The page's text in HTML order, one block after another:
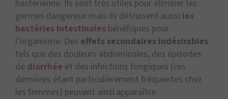
bactérienne. Ils sont très utiles pour éliminer les
germes dangereux mais ils détruisent aussi les
bactéries intestinales bénéfiques pour
l’organisme. Des effets secondaires indésirables
tels que des douleurs abdominales, des épisodes
de diarrhée et des infections fongiques (ces
dernières étant particulièrement fréquentes chez
les femmes) peuvent ainsi apparaître.